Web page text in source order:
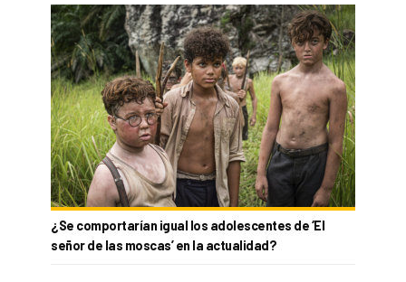
¿Se comportarían igual los adolescentes de ‘El
señor de las moscas’ en la actualidad?